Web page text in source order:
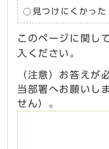
見つけにくかった
このページに関し
入ください。
（注意）お答えが
当部署へお願いし
せん）。